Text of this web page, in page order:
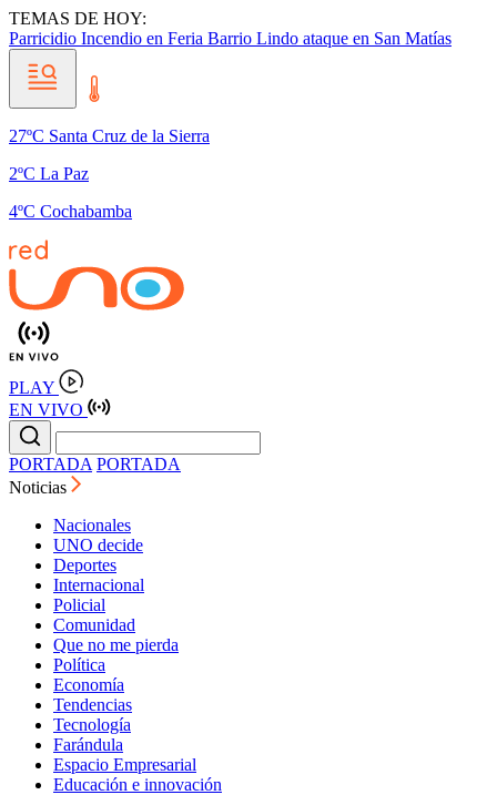
TEMAS DE HOY:
Parricidio Incendio en Feria Barrio Lindo ataque en San Matías
27ºC Santa Cruz de la Sierra
2ºC La Paz
4ºC Cochabamba
PLAY
EN VIVO
PORTADA PORTADA
Noticias
Nacionales
UNO decide
Deportes
Internacional
Policial
Comunidad
Que no me pierda
Política
Economía
Tendencias
Tecnología
Farándula
Espacio Empresarial
Educación e innovación